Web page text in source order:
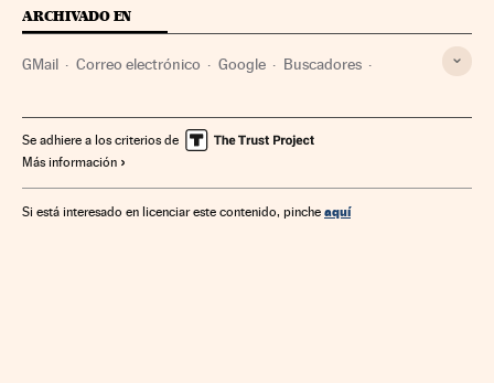
ARCHIVADO EN
GMail Correo electrónico Google Buscadores
Telecomunicaciones Comunicaciones
Se adhiere a los criterios de
Más información
Si está interesado en licenciar este contenido, pinche aquí